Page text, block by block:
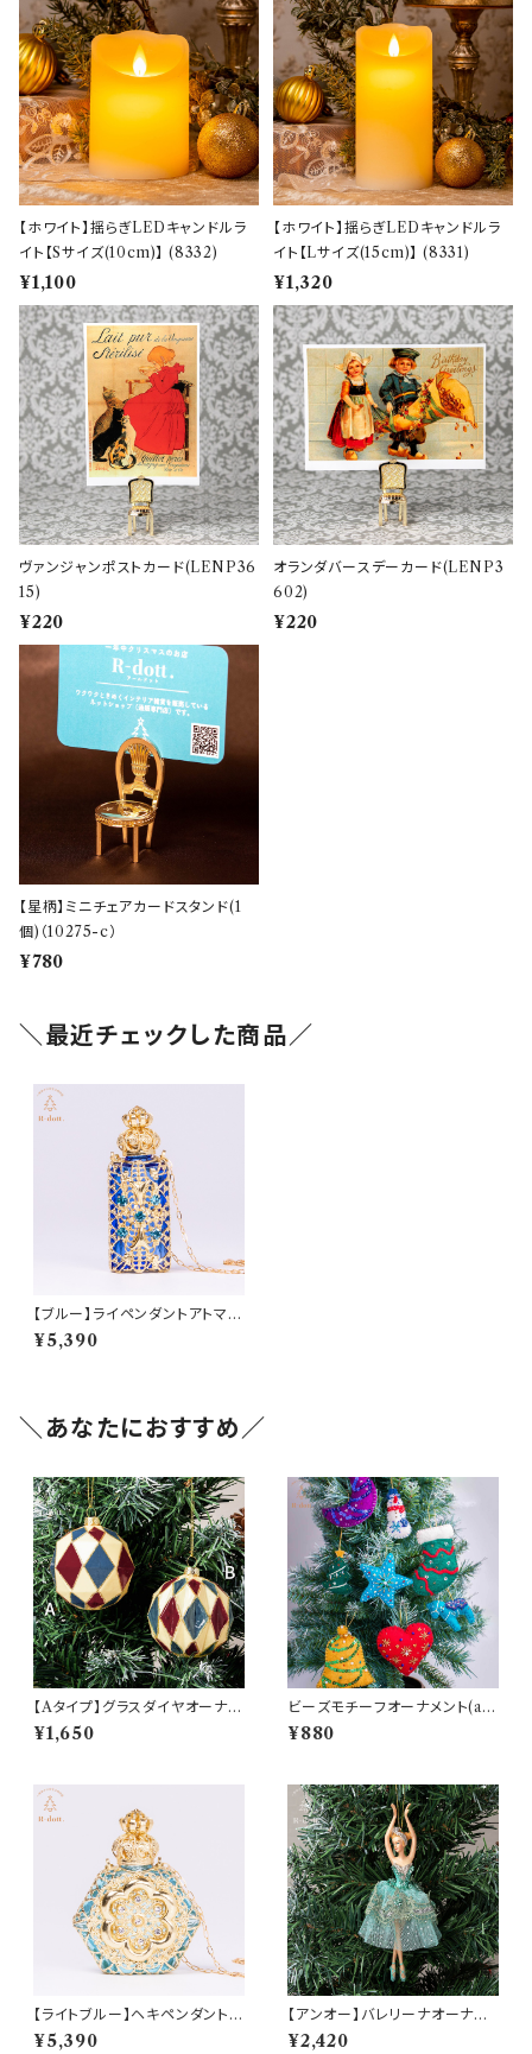
【ホワイト】揺らぎLEDキャンドルラ
イト【Sサイズ(10cm)】 (8332)
¥1,100
【ホワイト】揺らぎLEDキャンドルラ
イト【Lサイズ(15cm)】 (8331)
¥1,320
ヴァンジャンポストカード(LENP36
15)
¥220
オランダバースデーカード(LENP3
602)
¥220
【星柄】ミニチェアカードスタンド(1
個)（10275-c）
¥780
＼最近チェックした商品／
【ブルー】ライペンダントアトマイ
ザー(am-LECZ4201)
¥5,390
＼あなたにおすすめ／
【Aタイプ】グラスダイヤオーナメ
ント(マルチ8cm)(hr-10660-
A)
¥1,650
ビーズモチーフオーナメント(am
-LNBP4302)
¥880
【ライトブルー】ヘキペンダントア
トマイザー(am-LECZ4208)
¥5,390
【アンオー】バレリーナオーナメ
ント(ブルー)(hr-10601-enhau
t)
¥2,420